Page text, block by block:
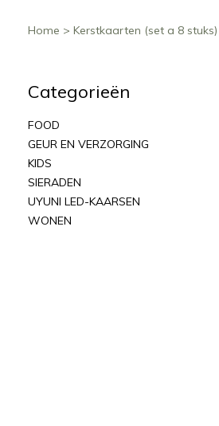
Home > Kerstkaarten (set a 8 stuks)
Categorieën
FOOD
GEUR EN VERZORGING
KIDS
SIERADEN
UYUNI LED-KAARSEN
WONEN